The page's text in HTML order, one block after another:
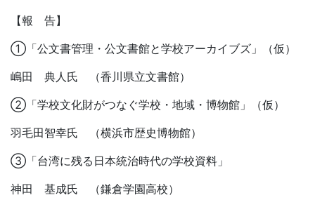
【報 告】
①「公文書管理・公文書館と学校アーカイブズ」（仮）
嶋田 典人氏 （香川県立文書館）
②「学校文化財がつなぐ学校・地域・博物館」（仮）
羽毛田智幸氏 （横浜市歴史博物館）
③「台湾に残る日本統治時代の学校資料」
神田 基成氏 （鎌倉学園高校）